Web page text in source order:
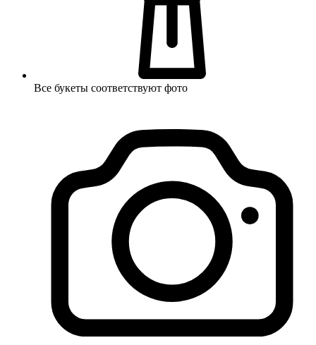
Все букеты соответствуют фото